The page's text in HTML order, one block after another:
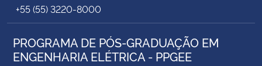
+55 (55) 3220-8000
PROGRAMA DE PÓS-GRADUAÇÃO EM
ENGENHARIA ELÉTRICA - PPGEE